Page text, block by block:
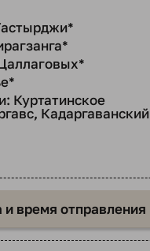
Куртатинское
Кадаргаванский
время отправления